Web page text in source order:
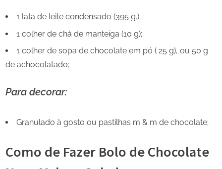
1 lata de leite condensado (395 g.);
1 colher de chá de manteiga (10 g);
1 colher de sopa de chocolate em pó ( 25 g), ou 50 g
de achocolatado;
Para decorar:
Granulado à gosto ou pastilhas m & m de chocolate;
Como de Fazer Bolo de Chocolate